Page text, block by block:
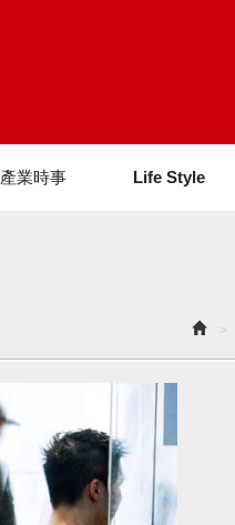
產業時事 Life Style